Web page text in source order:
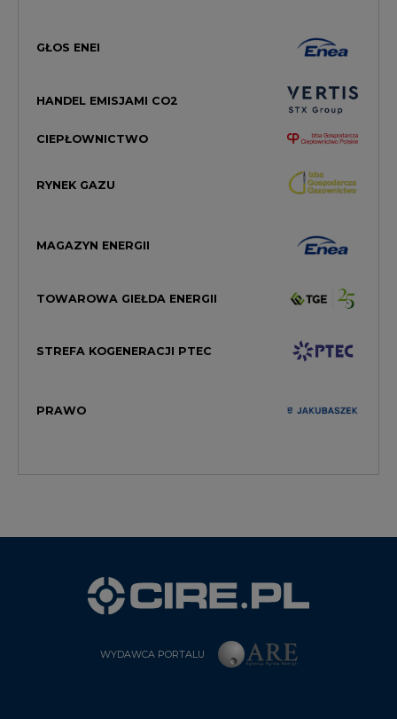
GŁOS ENEI
HANDEL EMISJAMI CO2
CIEPŁOWNICTWO
RYNEK GAZU
MAGAZYN ENERGII
TOWAROWA GIEŁDA ENERGII
STREFA KOGENERACJI PTEC
PRAWO
WYDAWCA PORTALU